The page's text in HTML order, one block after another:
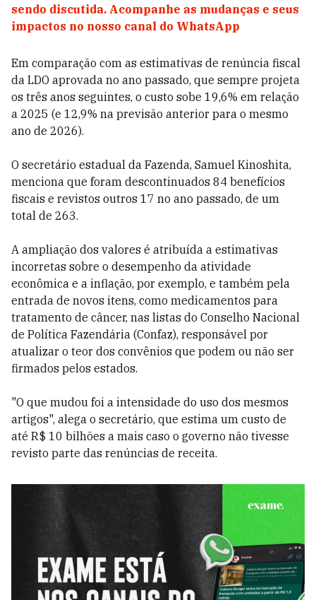
sendo discutida. Acompanhe as mudanças e seus
impactos no nosso canal do WhatsApp
Em comparação com as estimativas de renúncia fiscal
da LDO aprovada no ano passado, que sempre projeta
os três anos seguintes, o custo sobe 19,6% em relação
a 2025 (e 12,9% na previsão anterior para o mesmo
ano de 2026).
O secretário estadual da Fazenda, Samuel Kinoshita,
menciona que foram descontinuados 84 benefícios
fiscais e revistos outros 17 no ano passado, de um
total de 263.
A ampliação dos valores é atribuída a estimativas
incorretas sobre o desempenho da atividade
econômica e a inflação, por exemplo, e também pela
entrada de novos itens, como medicamentos para
tratamento de câncer, nas listas do Conselho Nacional
de Política Fazendária (Confaz), responsável por
atualizar o teor dos convênios que podem ou não ser
firmados pelos estados.
"O que mudou foi a intensidade do uso dos mesmos
artigos", alega o secretário, que estima um custo de
até R$ 10 bilhões a mais caso o governo não tivesse
revisto parte das renúncias de receita.